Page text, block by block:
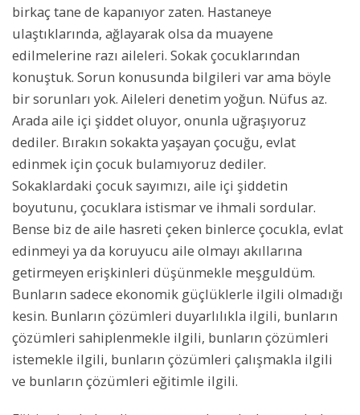
birkaç tane de kapanıyor zaten. Hastaneye
ulaştıklarında, ağlayarak olsa da muayene
edilmelerine razı aileleri. Sokak çocuklarından
konuştuk. Sorun konusunda bilgileri var ama böyle
bir sorunları yok. Aileleri denetim yoğun. Nüfus az.
Arada aile içi şiddet oluyor, onunla uğraşıyoruz
dediler. Bırakın sokakta yaşayan çocuğu, evlat
edinmek için çocuk bulamıyoruz dediler.
Sokaklardaki çocuk sayımızı, aile içi şiddetin
boyutunu, çocuklara istismar ve ihmali sordular.
Bense biz de aile hasreti çeken binlerce çocukla, evlat
edinmeyi ya da koruyucu aile olmayı akıllarına
getirmeyen erişkinleri düşünmekle meşguldüm.
Bunların sadece ekonomik güçlüklerle ilgili olmadığı
kesin. Bunların çözümleri duyarlılıkla ilgili, bunların
çözümleri sahiplenmekle ilgili, bunların çözümleri
istemekle ilgili, bunların çözümleri çalışmakla ilgili
ve bunların çözümleri eğitimle ilgili.